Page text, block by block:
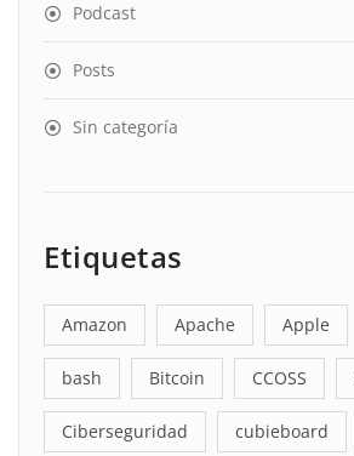
Podcast
Posts
Sin categoría
Etiquetas
Amazon Apache Apple
bash Bitcoin CCOSS
Ciberseguridad cubieboard